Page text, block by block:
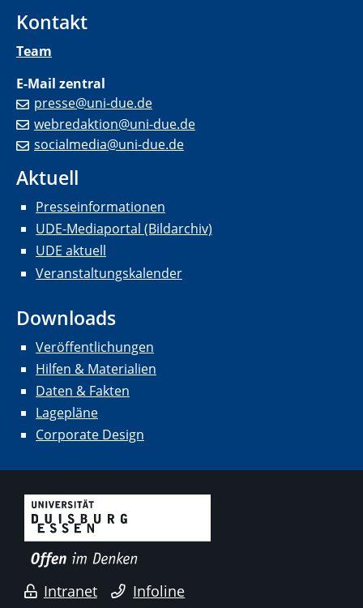
Kontakt
Team
E-Mail zentral
presse@uni-due.de
webredaktion@uni-due.de
socialmedia@uni-due.de
Aktuell
Presseinformationen
UDE-Mediaportal (Bildarchiv)
UDE aktuell
Veranstaltungskalender
Downloads
Veröffentlichungen
Hilfen & Materialien
Daten & Fakten
Lagepläne
Corporate Design
Intranet
Infoline